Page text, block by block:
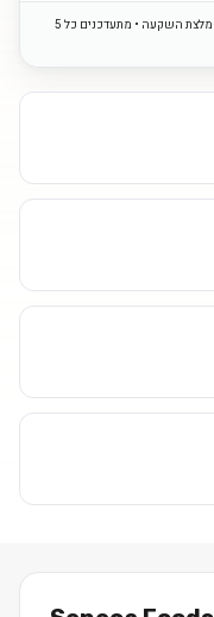
הנתונים מבוססים על מקורות ציבוריים ואינם מהווים המלצת השקעה • מתעדכנים כל 5